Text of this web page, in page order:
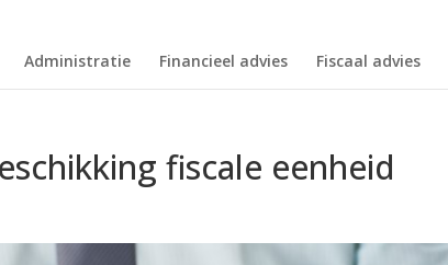
Administratie Financieel advies Fiscaal advies
fiscale eenheid